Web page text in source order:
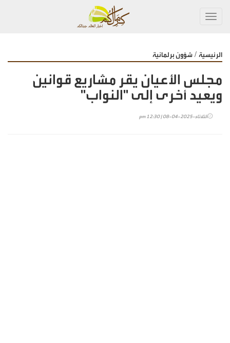
الرئيسية / شؤون برلمانية
مجلس الأعيان يقر مشاريع قوانين
ويعيد أخرى إلى "النواب"
الثلاثاء-2025-04-08 | 12:30 pm